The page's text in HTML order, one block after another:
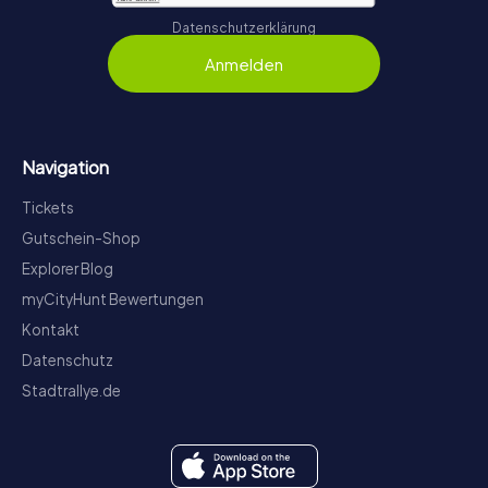
Datenschutzerklärung
Anmelden
Navigation
Tickets
Gutschein-Shop
Explorer Blog
myCityHunt Bewertungen
Kontakt
Datenschutz
Stadtrallye.de